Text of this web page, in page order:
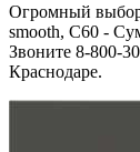
Огромный
smooth, C60 -
Звоните 8-800-
Краснодаре.